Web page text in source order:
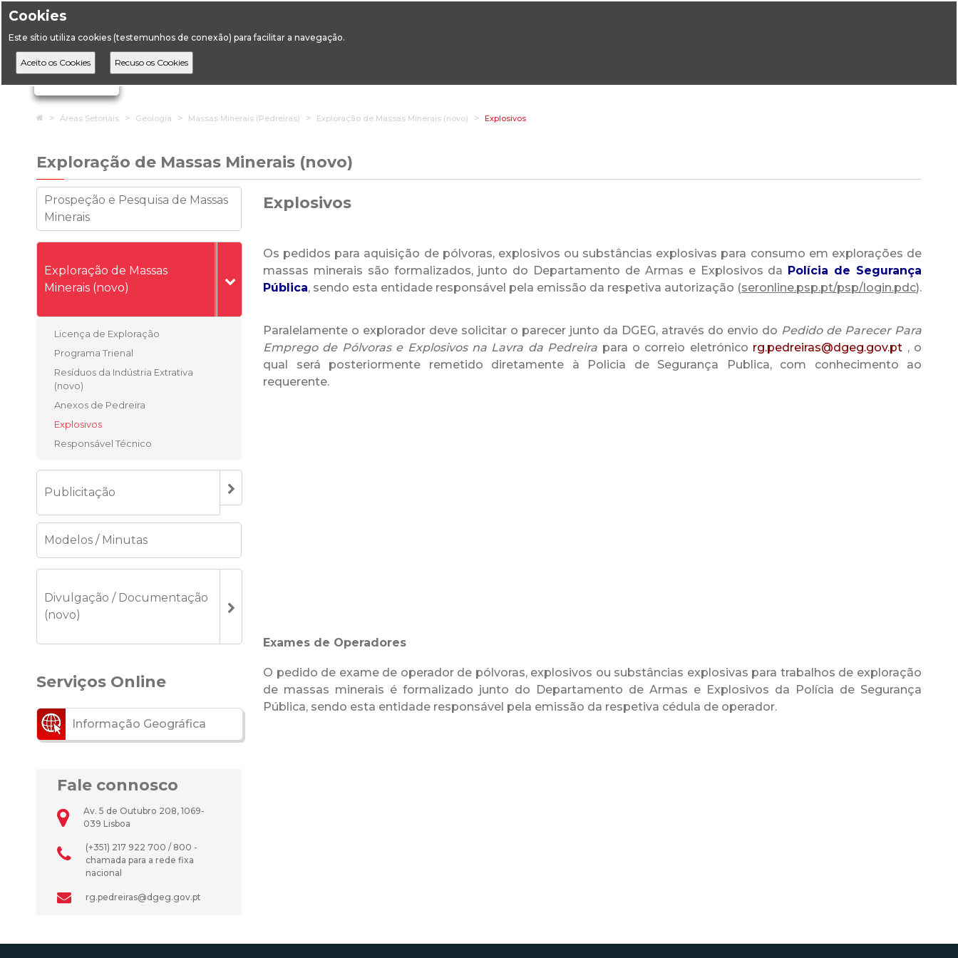
Cookies
Este sítio utiliza cookies (testemunhos de conexão) para facilitar a navegação.
Ignorar links de navegação
HomeÁreas Setoriais Geologia Massas Minerais (Pedreiras) Exploração de Massas Minerais (novo) Explosivos
Exploração de Massas Minerais (novo)
Prospeção e Pesquisa de Massas
Minerais
Exploração de Massas
Minerais (novo)
Licença de Exploração
Programa Trienal
Resíduos da Indústria Extrativa
(novo)
Anexos de Pedreira
Explosivos
Responsável Técnico
Publicitação
Modelos / Minutas
Divulgação / Documentação
(novo)
Serviços Online
Informação Geográfica
Fale connosco
Av. 5 de Outubro 208, 1069-
039 Lisboa
(+351) 217 922 700 / 800 -
chamada para a rede fixa
nacional
rg.pedreiras@dgeg.gov.pt
Explosivos
Os pedidos para aquisição de pólvoras, explosivos ou substâncias explosivas para consumo em explorações de
massas minerais são formalizados, junto do Departamento de Armas e Explosivos da Polícia de Segurança
Pública, sendo esta entidade responsável pela emissão da respetiva autorização (seronline.psp.pt/psp/login.pdc).
Paralelamente o explorador deve solicitar o parecer junto da DGEG, através do envio do Pedido de Parecer Para
Emprego de Pólvoras e Explosivos na Lavra da Pedreira para o correio eletrónico rg.pedreiras@dgeg.gov.pt , o
qual será posteriormente remetido diretamente à Policia de Segurança Publica, com conhecimento ao
requerente.
Exames de Operadores
O pedido de exame de operador de pólvoras, explosivos ou substâncias explosivas para trabalhos de exploração
de massas minerais é formalizado junto do Departamento de Armas e Explosivos da Polícia de Segurança
Pública, sendo esta entidade responsável pela emissão da respetiva cédula de operador.